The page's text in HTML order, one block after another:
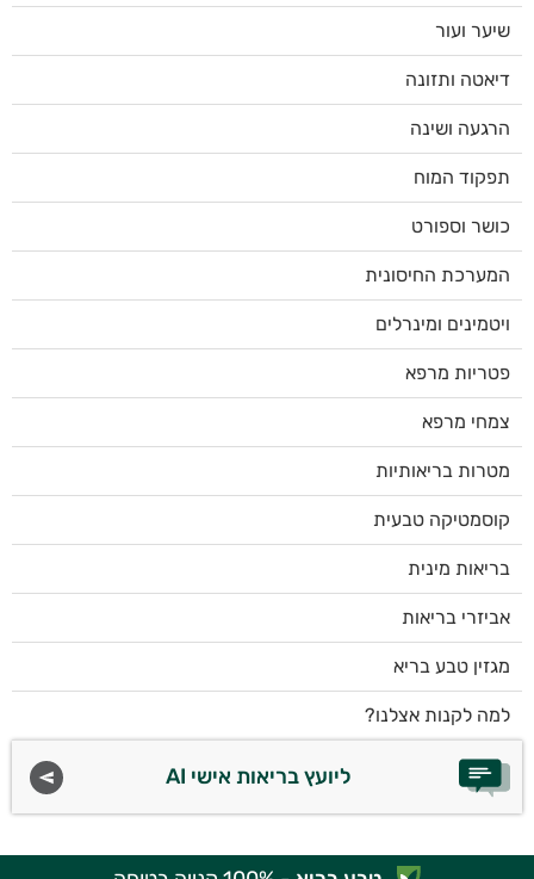
שיער ועור
דיאטה ותזונה
הרגעה ושינה
תפקוד המוח
כושר וספורט
המערכת החיסונית
ויטמינים ומינרלים
פטריות מרפא
צמחי מרפא
מטרות בריאותיות
קוסמטיקה טבעית
בריאות מינית
אביזרי בריאות
מגזין טבע בריא
למה לקנות אצלנו?
ליועץ בריאות אישי AI